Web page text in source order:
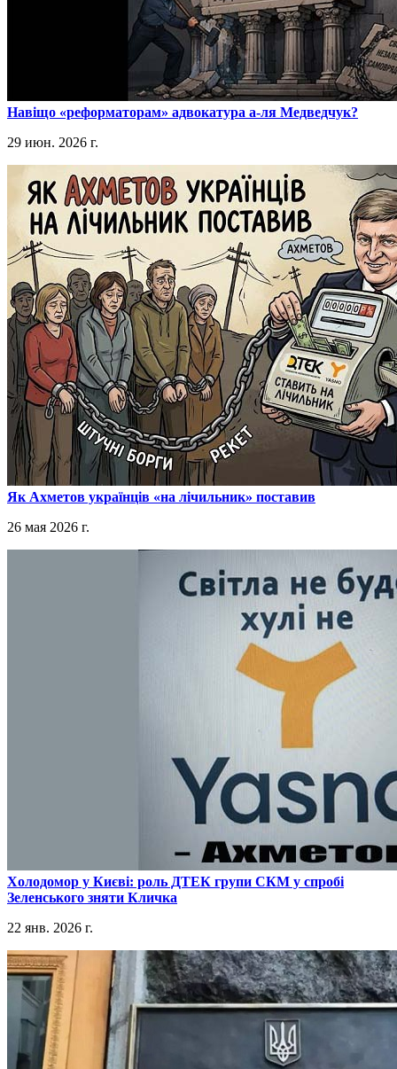
​Навіщо «реформаторам» адвокатура а-ля Медведчук?
29 июн. 2026 г.
​Як Ахметов українців «на лічильник» поставив
26 мая 2026 г.
​Холодомор у Києві: роль ДТЕК групи СКМ у спробі
Зеленського зняти Кличка
22 янв. 2026 г.